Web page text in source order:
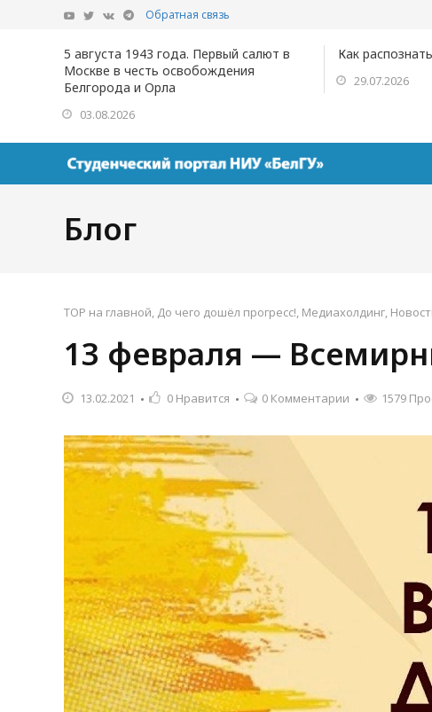
Обратная связь
5 августа 1943 года. Первый салют в
Москве в честь освобождения
Белгорода и Орла
03.08.2026
Как
29.07.2026
Блог
TOP на главной, До чего дошёл прогресс!, Медиахолдинг,
13 февраля —
13.02.2021 0 Нравится 0 Комментарии 1579